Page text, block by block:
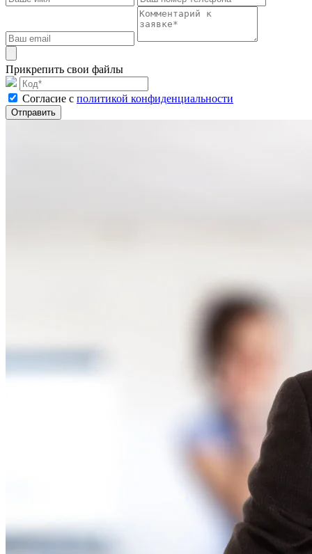
Прикрепить свои файлы
Cогласие с политикой конфиденциальности
Отправить